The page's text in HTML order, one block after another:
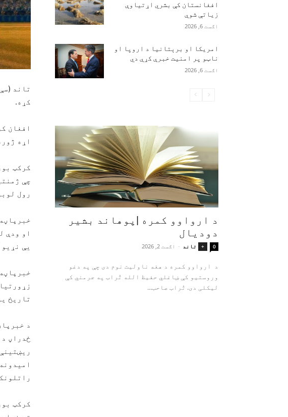
کړه.
افغان
اړه
کرکټ
چې
رول
او ودې
یې
تاریخ
د
ځدراڼ
کرکټ
افغانستان کې بشري اړتیاوې
زیاتې شوې
اګست 6, 2026
امریکا او برېتانیا د اروپا او
ناټو پر امنیت خبرې کړې دي
اګست 6, 2026
د ارواوو کمره |پوهاند بشیر
دودیال
+ تاند - اګست 2, 2026 0
د ارواوو کمره د هغه ناولیت نوم دی چې په دغو
وروستیو کې ښاغلي حفیظ الله تُراب په جرمني کې
لیکلی دی. تُراب صاحب...